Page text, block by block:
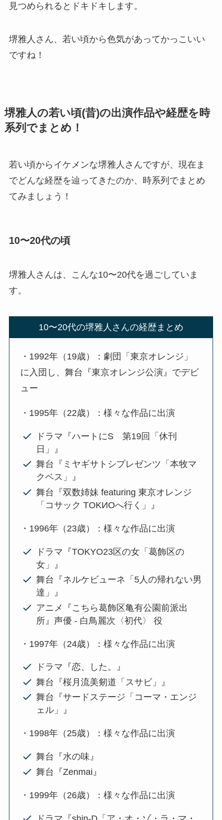
見つめられるとドキドキします。
堺雅人さん、若い頃から色気があってかっこいい
ですね！
堺雅人の若い頃(昔)の出演作品や経歴を時
系列でまとめ！
若い頃からイケメンな堺雅人さんですが、現在ま
でどんな経歴を辿ってきたのか、時系列でまとめ
てみましょう！
10〜20代の頃
堺雅人さんは、こんな10〜20代を過ごしていま
す。
10〜20代の堺雅人さんの経歴まとめ
・1992年（19歳）：劇団「東京オレンジ」
に入団し、舞台『東京オレンジ公演』でデビ
ュー
・1995年（22歳）：様々な作品に出演
ドラマ『ハートにS 第19回「休刊
日」』
舞台『ミヤギサトシプレゼンツ「本牧マ
クベス」』
舞台『双数姉妹 featuring 東京オレンジ
「コサック TOKИOへ行く」』
・1996年（23歳）：様々な作品に出演
ドラマ『TOKYO23区の女「葛飾区の
女」』
舞台『ネルケビューネ「5人の帰れない男
達」』
アニメ『こちら葛飾区亀有公園前派出
所』声優 - 白鳥麗次〈初代〉 役
・1997年（24歳）：様々な作品に出演
ドラマ『恋、した。』
舞台『桜月流美剱道「スサビ」』
舞台『サードステージ「コーマ・エンジ
ェル」』
・1998年（25歳）：様々な作品に出演
舞台『水の味』
舞台『Zenmai』
・1999年（26歳）：様々な作品に出演